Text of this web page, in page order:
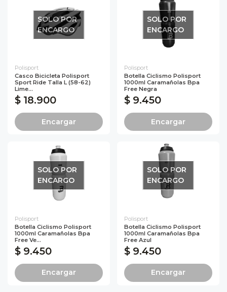
SOLO POR
ENCARGO
Polisport
Casco Bicicleta Polisport
Sport Ride Talla L (58-62)
Lime...
$ 18.900
Encargar
SOLO POR
ENCARGO
Polisport
Botella Ciclismo Polisport
1000ml Caramañolas Bpa
Free Negra
$ 9.450
Encargar
SOLO POR
ENCARGO
Polisport
Botella Ciclismo Polisport
1000ml Caramañolas Bpa
Free Ve...
$ 9.450
Encargar
SOLO POR
ENCARGO
Polisport
Botella Ciclismo Polisport
1000ml Caramañolas Bpa
Free Azul
$ 9.450
Encargar